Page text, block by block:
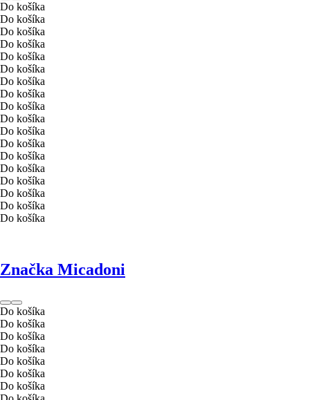
Do košíka
Do košíka
Do košíka
Do košíka
Do košíka
Do košíka
Do košíka
Do košíka
Do košíka
Do košíka
Do košíka
Do košíka
Do košíka
Do košíka
Do košíka
Do košíka
Do košíka
Do košíka
Značka Micadoni
Do košíka
Do košíka
Do košíka
Do košíka
Do košíka
Do košíka
Do košíka